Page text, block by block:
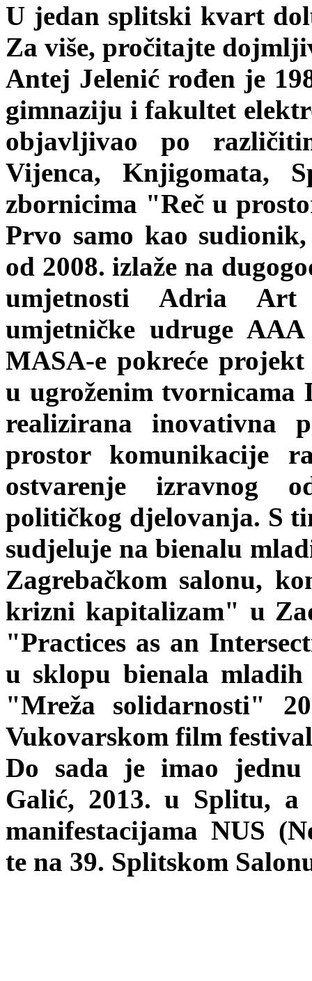
U jedan splitski kvart
Za više, pročitajte
Antej Jelenić rođen je
gimnaziju i fakultet
objavljivao po
Vijenca, Knjigomata,
zbornicima "Reč u
Prvo samo kao
od 2008. izlaže na
umjetnosti Adria Art
umjetničke udruge
MASA-e pokreće
u ugroženim tvornicama
realizirana inovativna
prostor komunikacije
ostvarenje izravnog
političkog djelovanja. S
sudjeluje na bienalu
Zagrebačkom salonu,
krizni kapitalizam" u
"Practices as an
u sklopu bienala
"Mreža solidarnosti"
Vukovarskom film
Do sada je imao jednu
Galić, 2013. u Splitu,
manifestacijama NUS
te na 39. Splitskom